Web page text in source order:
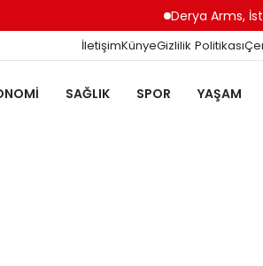
Derya Arms, İstanbul
İletişimKünyeGizlilik Politikası
SAĞLIK SPOR YAŞAM